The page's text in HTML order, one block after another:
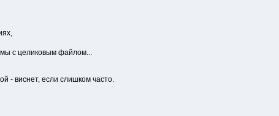
с целиковым файлом...
- виснет, если слишком часто.